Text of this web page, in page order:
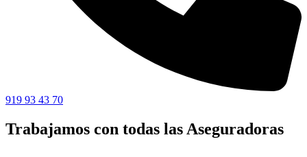
919 93 43 70
Trabajamos con todas las Aseguradoras